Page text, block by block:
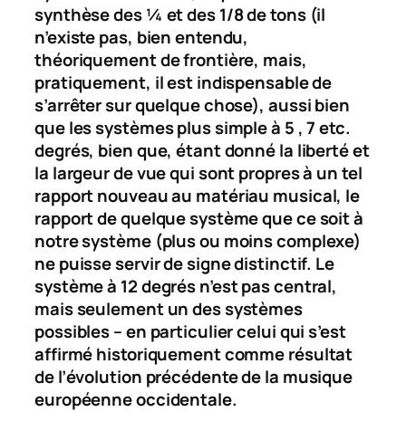
synthèse des ¼ et des 1/8 de tons (il
n’existe pas, bien entendu,
théoriquement de frontière, mais,
pratiquement, il est indispensable de
s’arrêter sur quelque chose), aussi bien
que les systèmes plus simple à 5 , 7 etc.
degrés, bien que, étant donné la liberté et
la largeur de vue qui sont propres à un tel
rapport nouveau au matériau musical, le
rapport de quelque système que ce soit à
notre système (plus ou moins complexe)
ne puisse servir de signe distinctif. Le
système à 12 degrés n’est pas central,
mais seulement un des systèmes
possibles – en particulier celui qui s’est
affirmé historiquement comme résultat
de l’évolution précédente de la musique
européenne occidentale.